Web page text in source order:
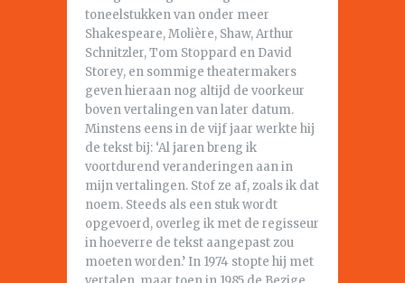
toneelstukken van onder meer
Shakespeare, Molière, Shaw, Arthur
Schnitzler, Tom Stoppard en David
Storey, en sommige theatermakers
geven hieraan nog altijd de voorkeur
boven vertalingen van later datum.
Minstens eens in de vijf jaar werkte hij
de tekst bij: ‘Al jaren breng ik
voortdurend veranderingen aan in
mijn vertalingen. Stof ze af, zoals ik dat
noem. Steeds als een stuk wordt
opgevoerd, overleg ik met de regisseur
in hoeverre de tekst aangepast zou
moeten worden.’ In 1974 stopte hij met